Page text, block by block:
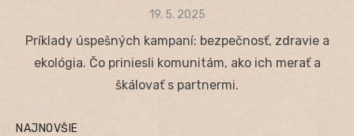
Posted
19. 5. 2025
Príklady úspešných kampaní: bezpečnosť, zdravie a
ekológia. Čo priniesli komunitám, ako ich merať a
škálovať s partnermi.
NAJNOVŠIE